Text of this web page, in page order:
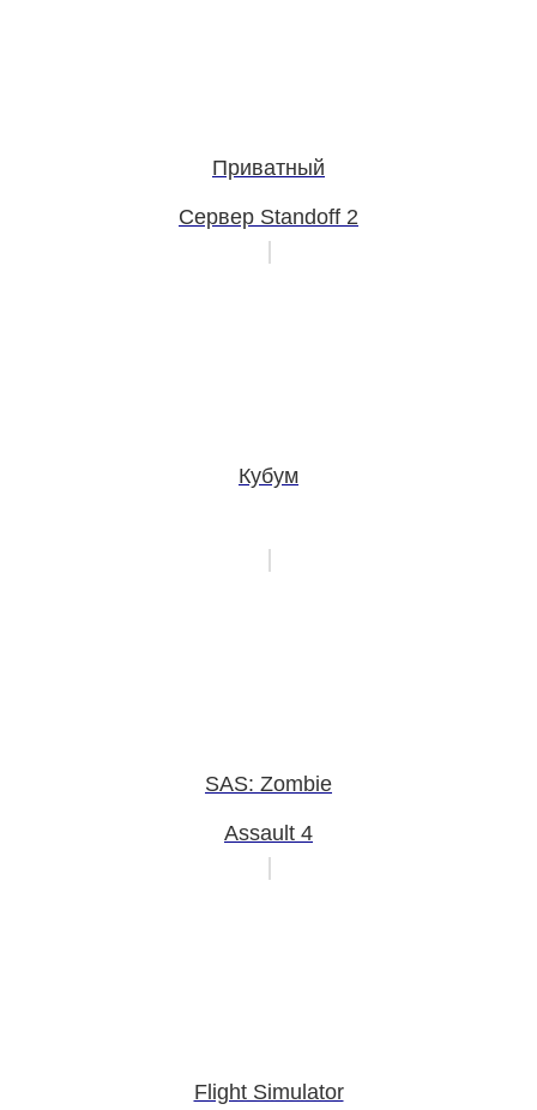
Приватный
Сервер Standoff 2
Кубум
SAS: Zombie
Assault 4
Flight Simulator